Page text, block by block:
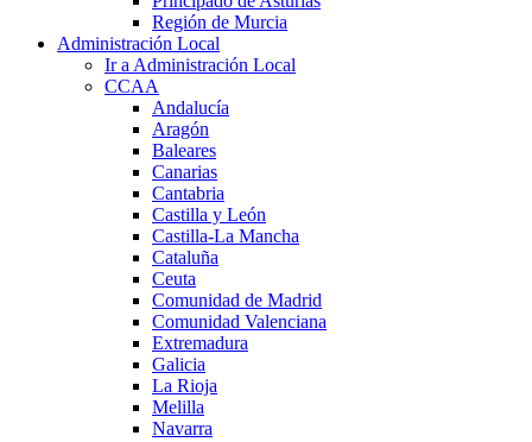
Región de Murcia
Administración Local
Ir a Administración Local
CCAA
Andalucía
Aragón
Baleares
Canarias
Cantabria
Castilla y León
Castilla-La Mancha
Cataluña
Ceuta
Comunidad de Madrid
Comunidad Valenciana
Extremadura
Galicia
La Rioja
Melilla
Navarra